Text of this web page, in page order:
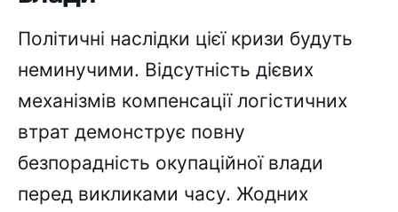
Політичні наслідки цієї кризи будуть
неминучими. Відсутність дієвих
механізмів компенсації логістичних
втрат демонструє повну
безпорадність окупаційної влади
перед викликами часу. Жодних